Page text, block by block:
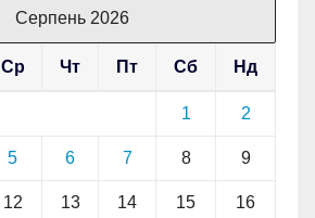
Серпень 2026
Ср Чт Пт Сб Нд
1 2
5 6 7 8 9
12 13 14 15 16